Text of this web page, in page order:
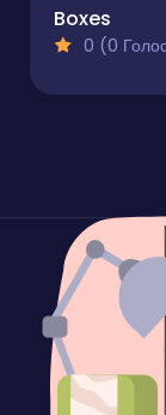
Boxes
0 (0